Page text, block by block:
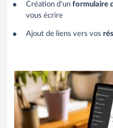
Création d'un formulaire
vous écrire
Ajout de liens vers vos